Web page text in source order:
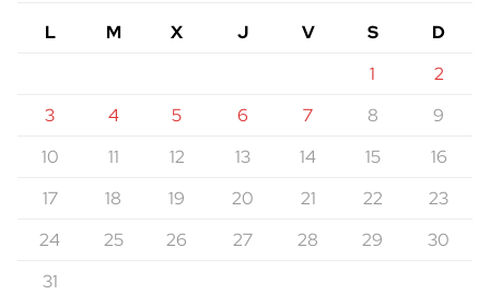
L
M X J V S
D
1
2
3
4 5 6 7 8
9
10
11 12 13 14 15
16
17
18 19 20 21 22
23
24
25 26 27 28 29
30
31